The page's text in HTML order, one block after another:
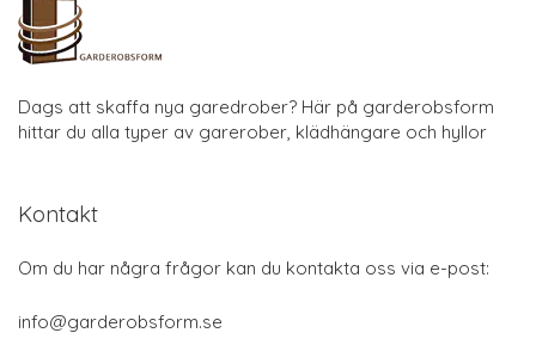
Dags att skaffa nya garedrober? Här på garderobsform
hittar du alla typer av garerober, klädhängare och hyllor
Kontakt
Om du har några frågor kan du kontakta oss via e-post:
info@garderobsform.se